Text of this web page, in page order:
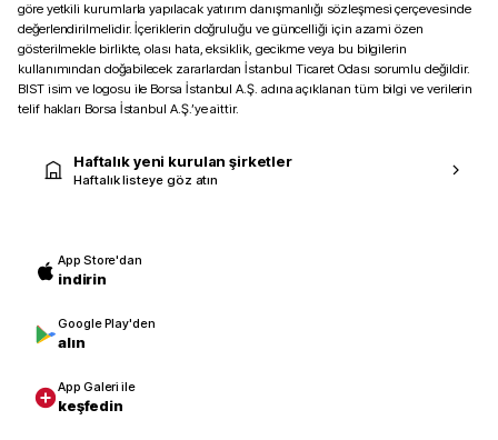
göre yetkili kurumlarla yapılacak yatırım danışmanlığı sözleşmesi çerçevesinde
değerlendirilmelidir. İçeriklerin doğruluğu ve güncelliği için azami özen
gösterilmekle birlikte, olası hata, eksiklik, gecikme veya bu bilgilerin
kullanımından doğabilecek zararlardan İstanbul Ticaret Odası sorumlu değildir.
BIST isim ve logosu ile Borsa İstanbul A.Ş. adına açıklanan tüm bilgi ve verilerin
telif hakları Borsa İstanbul A.Ş.’ye aittir.
Haftalık yeni kurulan şirketler
Haftalık listeye göz atın
App Store'dan
indirin
Google Play'den
alın
App Galeri ile
keşfedin